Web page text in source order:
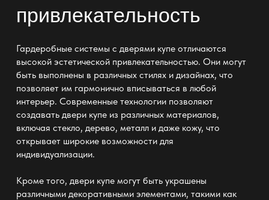
привлекательность
Гардеробные системы с дверями купе отличаются
высокой эстетической привлекательностью. Они могут
быть выполнены в различных стилях и дизайнах, что
позволяет им гармонично вписываться в любой
интерьер. Современные технологии позволяют
создавать двери купе из различных материалов,
включая стекло, дерево, металл и даже кожу, что
открывает широкие возможности для
индивидуализации.
Кроме того, двери купе могут быть украшены
различными декоративными элементами, такими как